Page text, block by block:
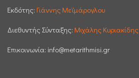
Εκδότης: Γιάννης Μεϊμάρογλου
Διεθυντής Σύνταξης: Μιχάλης Κυριακίδης
Επικοινωνία: info@metarithmisi.gr